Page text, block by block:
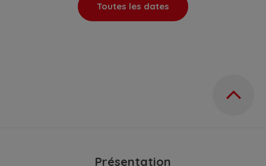
Toutes les dates
Présentation